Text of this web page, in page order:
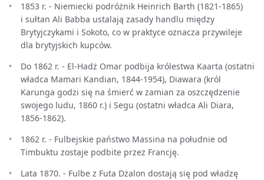
1853 r. - Niemiecki podróżnik Heinrich Barth (1821-1865)
i sułtan Ali Babba ustalają zasady handlu między
Brytyjczykami i Sokoto, co w praktyce oznacza przywileje
dla brytyjskich kupców.
Do 1862 r. - El-Hadż Omar podbija królestwa Kaarta (ostatni
władca Mamari Kandian, 1844-1954), Diawara (król
Karunga godzi się na śmierć w zamian za oszczędzenie
swojego ludu, 1860 r.) i Segu (ostatni władca Ali Diara,
1856-1862).
1862 r. - Fulbejskie państwo Massina na południe od
Timbuktu zostaje podbite przez Francję.
Lata 1870. - Fulbe z Futa Dżalon dostają się pod władzę